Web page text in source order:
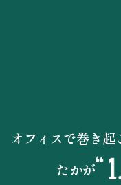
オフィスで巻き起
たかが